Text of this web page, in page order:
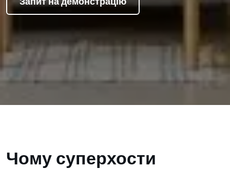
Чому суперхости